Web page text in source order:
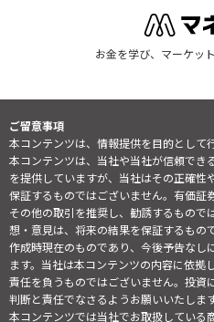
お金を学び、マーケッ
ご留意事項
本コンテンツは、情報提供を目的として
本コンテンツは、当社や当社が信頼でき
を提供していますが、当社はその正確性
保証するものではございません。有価証
その他の取引を推奨し、勧誘するもので
想・意見は、将来の結果を保証するもの
作成時現在のものであり、今後予告なし
ます。当社は本コンテンツの内容に依拠
責任を負うものではございません。投資
判断と責任でなさるようお願いいたします
本コンテンツでは当社でお取扱している